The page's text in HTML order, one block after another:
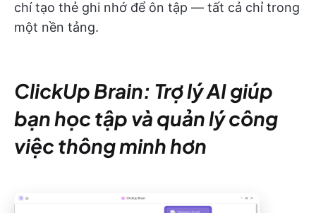
chí tạo thẻ ghi nhớ để ôn tập — tất cả chỉ trong
một nền tảng.
ClickUp Brain: Trợ lý AI giúp
bạn học tập và quản lý công
việc thông minh hơn